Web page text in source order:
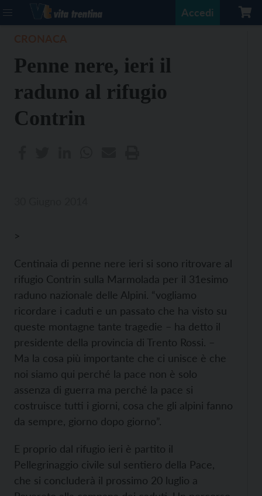
Accedi
Penne nere, ieri il
raduno al rifugio
Contrin
>
Centinaia di penne nere ieri si sono ritrovare al
rifugio Contrin sulla Marmolada per il 31esimo
raduno nazionale delle Alpini. “vogliamo
ricordare i caduti e un passato che ha visto su
queste montagne tante tragedie – ha detto il
presidente della provincia di Trento Rossi. –
Ma la cosa più importante che ci unisce è che
noi siamo qui perché la pace non è solo
assenza di guerra ma perché la pace si
costruisce tutti i giorni, cosa che gli alpini fanno
da sempre, giorno dopo giorno”.
E proprio dal rifugio ieri è partito il
Pellegrinaggio civile sul sentiero della Pace,
che si concluderà il prossimo 20 luglio a